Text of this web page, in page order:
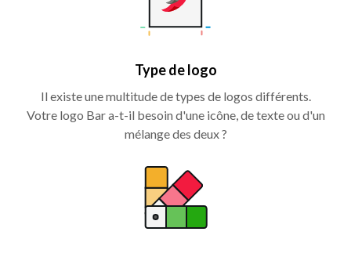
Type de logo
Il existe une multitude de types de logos différents.
Votre logo Bar a-t-il besoin d'une icône, de texte ou d'un
mélange des deux ?